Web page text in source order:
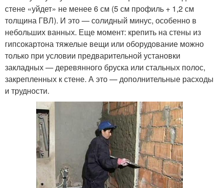
стене «уйдет» не менее 6 см (5 см профиль + 1,2 см
толщина ГВЛ). И это — солидный минус, особенно в
небольших ванных. Еще момент: крепить на стены из
гипсокартона тяжелые вещи или оборудование можно
только при условии предварительной установки
закладных — деревянного бруска или стальных полос,
закрепленных к стене. А это — дополнительные расходы
и трудности.